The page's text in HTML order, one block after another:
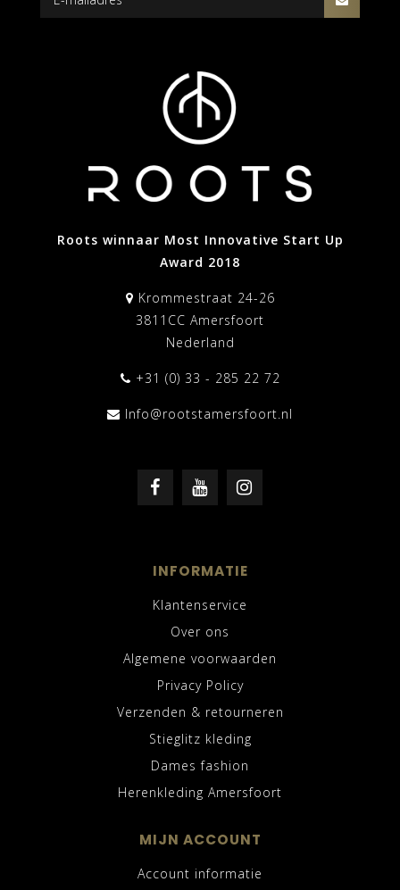
Roots winnaar Most Innovative Start Up
Award 2018
Krommestraat 24-26
3811CC Amersfoort
Nederland
+31 (0) 33 - 285 22 72
Info@rootstamersfoort.nl
INFORMATIE
Klantenservice
Over ons
Algemene voorwaarden
Privacy Policy
Verzenden & retourneren
Stieglitz kleding
Dames fashion
Herenkleding Amersfoort
MIJN ACCOUNT
Account informatie